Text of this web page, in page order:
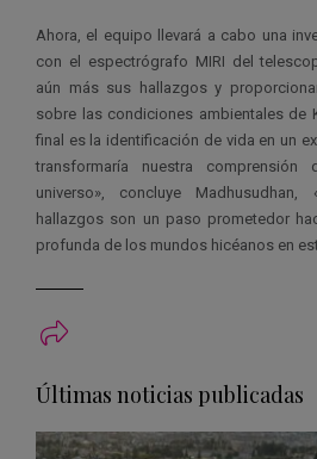
Ahora, el equipo llevará a cabo una
con el espectrógrafo MIRI del
aún más sus hallazgos y
sobre las condiciones ambientales de
final es la identificación de vida en un
transformaría nuestra
universo», concluye
hallazgos son un paso prometedor
profunda de los mundos hicéanos en
Últimas noticias publicadas